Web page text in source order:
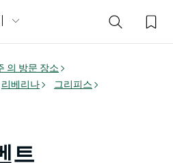
의 방문 장소
리베리나
그리피스
트